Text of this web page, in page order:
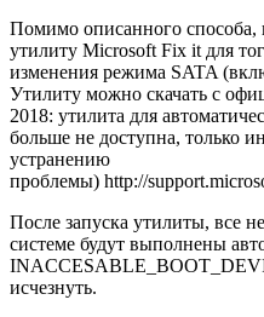
Помимо описанного способа,
утилиту Microsoft Fix it для
изменения режима SATA
Утилиту можно скачать с
2018: утилита для
больше не доступна, только
устранению
проблемы) http://
После запуска утилиты, все
системе будут выполнены
исчезнуть.